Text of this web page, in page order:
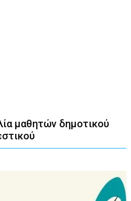
μαθητών δημοτικού